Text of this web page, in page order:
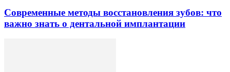
Современные методы восстановления зубов: что
важно знать о дентальной имплантации